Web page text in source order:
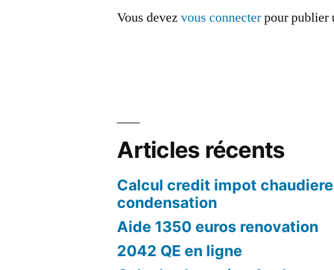
Vous devezvous connecterpour publier
Articles récents
Calcul credit impot chaudiere
condensation
Aide 1350 euros renovation
2042 QE en ligne